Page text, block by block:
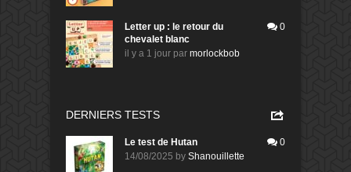
Letter up : le retour du
chevalet blanc
il y a 1 jour par morlockbob
0
DERNIERS TESTS
Le test de Hutan
14/08/2025 by Shanouillette
0